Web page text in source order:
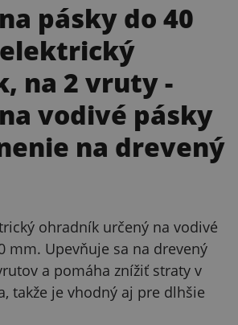
pásky do 40
na 2 vruty-
vodivé pásky
na drevený
ohradník určený na vodivé
mm. Upevňuje sa na drevený
a pomáha znížiť straty v
takže je vhodný aj pre dlhšie